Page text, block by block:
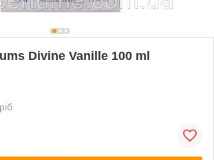
Divine Vanille 100 ml